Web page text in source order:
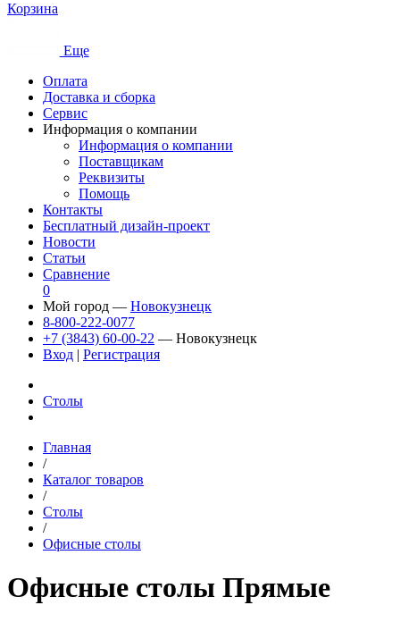
Корзина
Еще
Оплата
Доставка и сборка
Сервис
Информация о компании
Информация о компании
Поставщикам
Реквизиты
Помощь
Контакты
Бесплатный дизайн-проект
Новости
Статьи
Сравнение
0
Мой город — Новокузнецк
8-800-222-0077
+7 (3843) 60-00-22 — Новокузнецк
Вход | Регистрация
Столы
Главная
/
Каталог товаров
/
Столы
/
Офисные столы
Офисные столы Прямые